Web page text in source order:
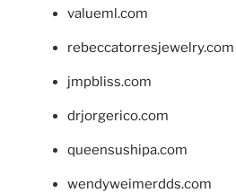
valueml.com
rebeccatorresjewelry.com
jmpbliss.com
drjorgerico.com
queensushipa.com
wendyweimerdds.com